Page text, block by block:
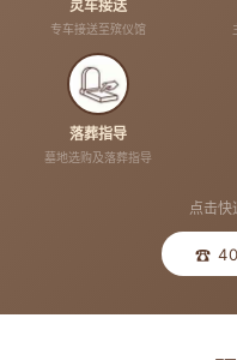
灵车接送
专车接送至殡仪馆
落葬指导
墓地选购及落葬指导
点击快
☎